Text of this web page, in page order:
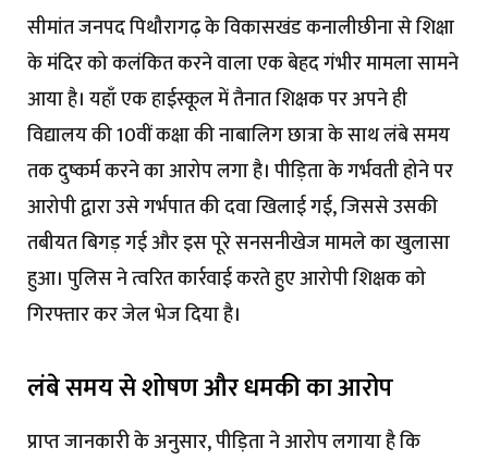
सीमांत जनपद पिथौरागढ़ के विकासखंड कनालीछीना से शिक्षा
के मंदिर को कलंकित करने वाला एक बेहद गंभीर मामला सामने
आया है। यहाँ एक हाईस्कूल में तैनात शिक्षक पर अपने ही
विद्यालय की 10वीं कक्षा की नाबालिग छात्रा के साथ लंबे समय
तक दुष्कर्म करने का आरोप लगा है। पीड़िता के गर्भवती होने पर
आरोपी द्वारा उसे गर्भपात की दवा खिलाई गई, जिससे उसकी
तबीयत बिगड़ गई और इस पूरे सनसनीखेज मामले का खुलासा
हुआ। पुलिस ने त्वरित कार्रवाई करते हुए आरोपी शिक्षक को
गिरफ्तार कर जेल भेज दिया है।
लंबे समय से शोषण और धमकी का आरोप
प्राप्त जानकारी के अनुसार, पीड़िता ने आरोप लगाया है कि